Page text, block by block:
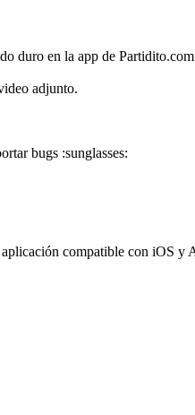
duro en la app de
adjunto.
bugs :sunglasses:
compatible con iOS y